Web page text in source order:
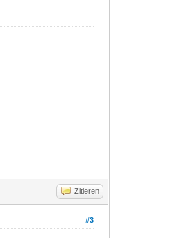
Zitieren
#3